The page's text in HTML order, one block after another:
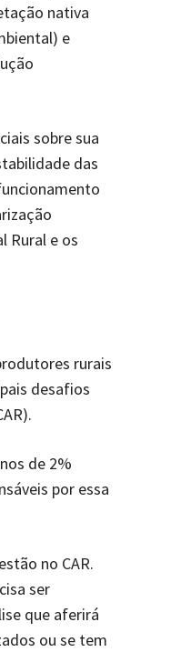
nativa
e
sobre sua
das
Rural e os
rurais
desafios
de 2%
por essa
no CAR.
ser
que aferirá
ou se tem